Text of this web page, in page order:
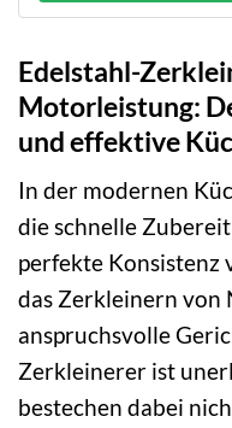
Edelstahl-
Motorleistung:
und effektive
In der modernen
die schnelle
perfekte Konsistenz
das Zerkleinern von
anspruchsvolle
Zerkleinerer ist
bestechen dabei